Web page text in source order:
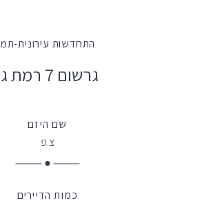
התחדשות עירונית-תמ
גרשום 7 רמת גן
שם היזם
צ.פ
כמות הדיירים